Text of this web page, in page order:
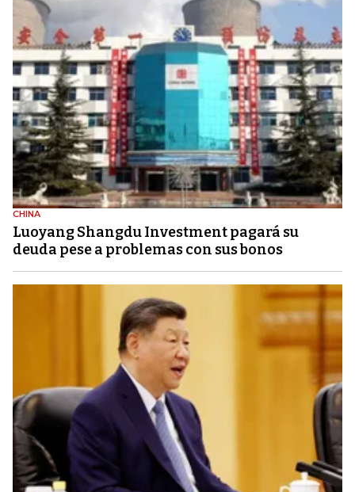
CHINA
Luoyang Shangdu Investment pagará su
deuda pese a problemas con sus bonos